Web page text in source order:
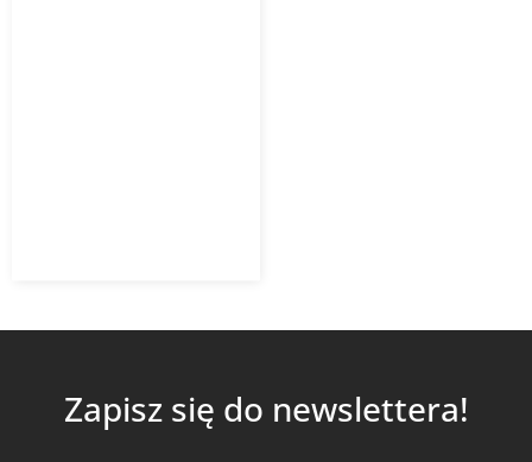
Zapisz się do newslettera!